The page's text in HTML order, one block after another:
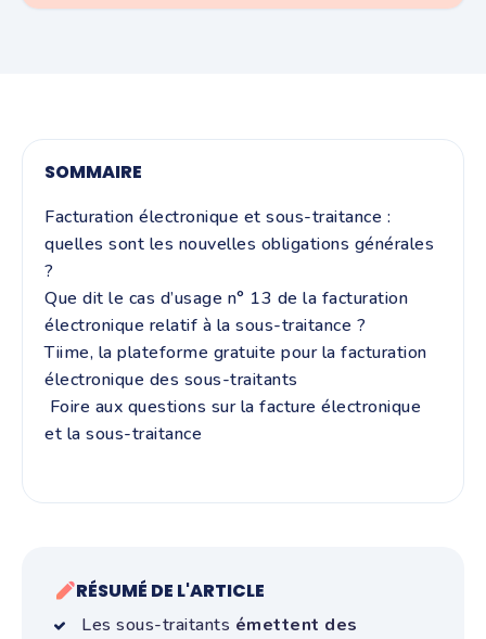
SOMMAIRE
Facturation électronique et sous-traitance :
quelles sont les nouvelles obligations générales
?
Que dit le cas d’usage n° 13 de la facturation
électronique relatif à la sous-traitance ?
Tiime, la plateforme gratuite pour la facturation
électronique des sous-traitants
Foire aux questions sur la facture électronique
et la sous-traitance
RÉSUMÉ DE L'ARTICLE
Les sous-traitants émettent des